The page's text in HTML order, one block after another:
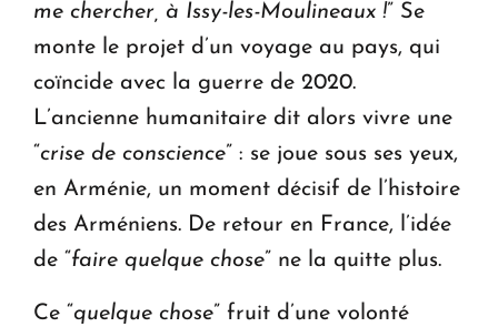
me chercher, à Issy-les-Moulineaux !” Se
monte le projet d’un voyage au pays, qui
coïncide avec la guerre de 2020.
L’ancienne humanitaire dit alors vivre une
“crise de conscience” : se joue sous ses yeux,
en Arménie, un moment décisif de l’histoire
des Arméniens. De retour en France, l’idée
de “faire quelque chose” ne la quitte plus.
Ce “quelque chose” fruit d’une volonté